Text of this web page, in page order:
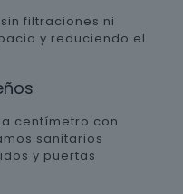
filtraciones ni
y reduciendo el
centímetro con
sanitarios
y puertas